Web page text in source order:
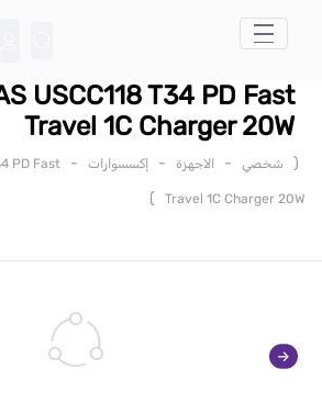
تخطي إلى المحتوى الرئيسي
USCC118 T34 PD Fast
Travel 1C Charger 20W
( شخصي - الاجهزة - إكسسوارات -
PD Fast
Travel 1C Charger 20W
)